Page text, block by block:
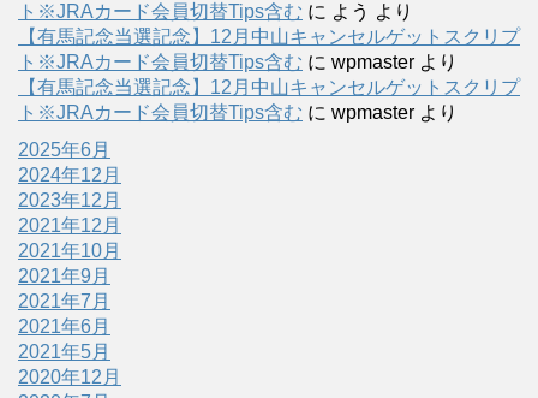
ト※JRAカード会員切替Tips含む に よう より
【有馬記念当選記念】12月中山キャンセルゲットスクリプ
ト※JRAカード会員切替Tips含む に wpmaster より
【有馬記念当選記念】12月中山キャンセルゲットスクリプ
ト※JRAカード会員切替Tips含む に wpmaster より
2025年6月
2024年12月
2023年12月
2021年12月
2021年10月
2021年9月
2021年7月
2021年6月
2021年5月
2020年12月